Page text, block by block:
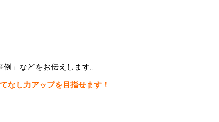
」などをお伝えします。
なし力アップを目指せます！